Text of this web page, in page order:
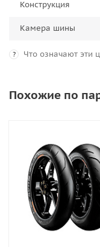
Конструкция
Камера шины
? Что означают эти
Похожие по